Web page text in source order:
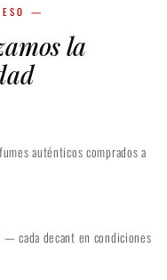
2
5
0
0
—
la
auténticos comprados a
cada decant en condiciones